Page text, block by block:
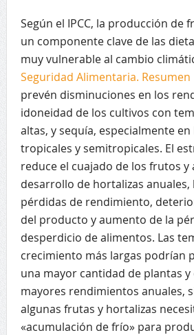
Según el IPCC, la producción de
un componente clave de las
muy vulnerable al cambio
Seguridad Alimentaria. Resumen
prevén disminuciones en los
idoneidad de los cultivos con
altas, y sequía, especialmente
tropicales y semitropicales. El
reduce el cuajado de los frutos y
desarrollo de hortalizas
pérdidas de rendimiento,
del producto y aumento de la
desperdicio de alimentos. Las
crecimiento más largas podrían
una mayor cantidad de plantas
mayores rendimientos anuales,
algunas frutas y hortalizas
«acumulación de frío» para